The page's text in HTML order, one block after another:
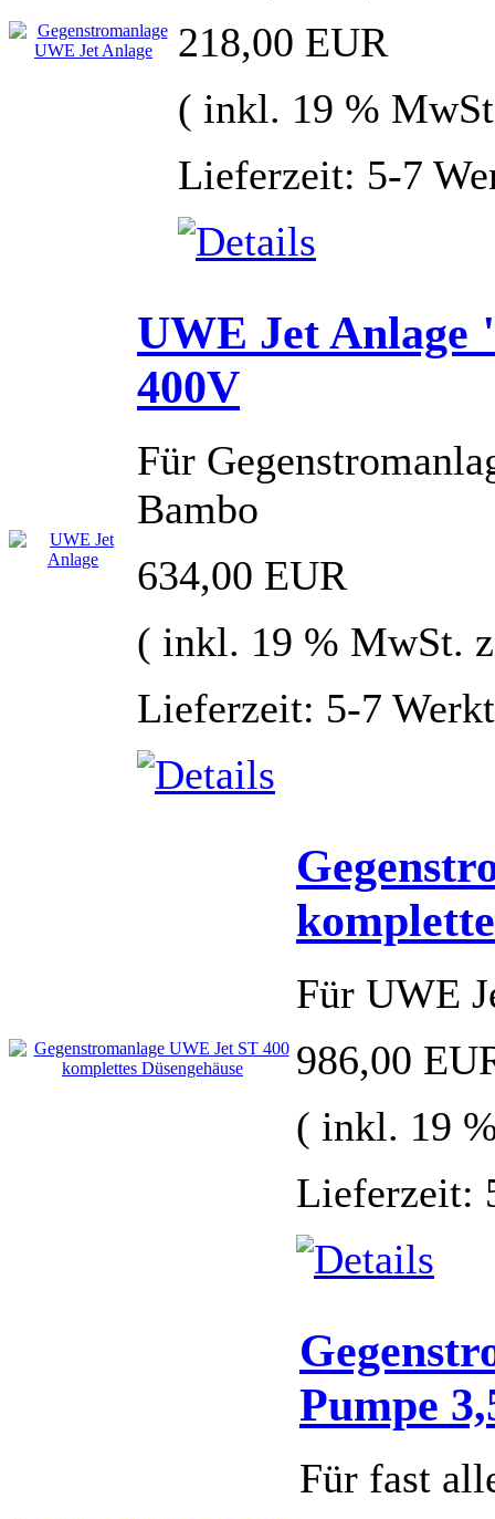
218,00 EUR
( inkl. 19 %
Lieferzeit: 5-7
UWE Jet Anlage
400V
Für
Bambo
634,00 EUR
( inkl. 19 % MwSt.
Lieferzeit: 5-7
Für UWE
986,00
( inkl. 19
Lieferzeit:
Pumpe
Für fast